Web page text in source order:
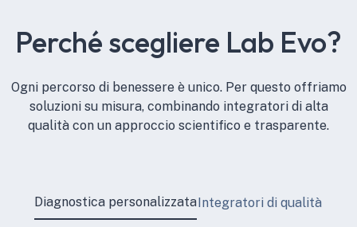
Perché scegliere Lab Evo?
Ogni percorso di benessere è unico. Per questo offriamo
soluzioni su misura, combinando integratori di alta
qualità con un approccio scientifico e trasparente.
Diagnostica personalizzata Integratori di qualità